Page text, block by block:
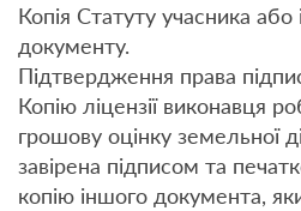
Копія Статуту учасника
документу.
Підтвердження права
Копію ліцензії виконавця
грошову оцінку земельної
завірена підписом та
копію іншого документа,